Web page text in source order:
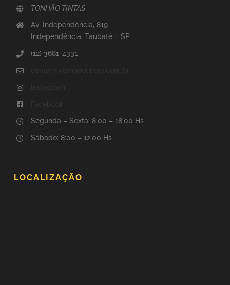
TONHÃO TINTAS
Av. Independência, 819
Independência, Taubaté – SP
(12) 3681-4331
Segunda – Sexta: 8:00 – 18:00 Hs
Sábado: 8:00 – 12:00 Hs
LOCALIZAÇÃO